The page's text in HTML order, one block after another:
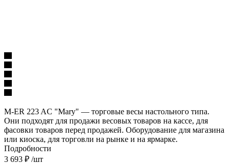
M-ER 223 AC "Mary" — торговые весы настольного типа.
Они подходят для продажи весовых товаров на кассе, для
фасовки товаров перед продажей. Оборудование для магазина
или киоска, для торговли на рынке и на ярмарке.
Подробности
3 693 ₽ /шт